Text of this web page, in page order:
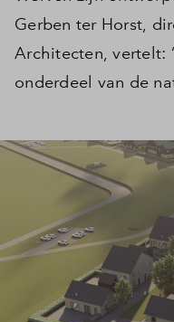
Gerben ter Horst,
Architecten, vertelt:
onderdeel van de